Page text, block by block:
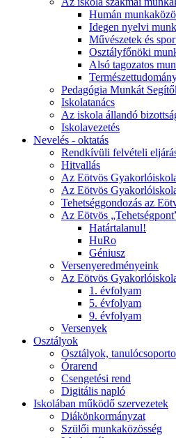
Humán
Idegen nyelvi
Művészetek és
Osztályfőnöki
Alsó tagozatos
Pedagógia Munkát
Iskolatanács
Az iskola állandó
Iskolavezetés
Nevelés - oktatás
Rendkívüli felvételi
Hitvallás
Az Eötvös
Az Eötvös
Tehetséggondozás az
Az Eötvös
Határtalanul!
HuRo
Géniusz
Versenyeredményeink
Az Eötvös
1. évfolyam
5. évfolyam
9. évfolyam
Versenyek
Osztályok
Osztályok,
Órarend
Csengetési rend
Digitális napló
Iskolában működő szervezetek
Diákönkormányzat
Szülői munkaközösség